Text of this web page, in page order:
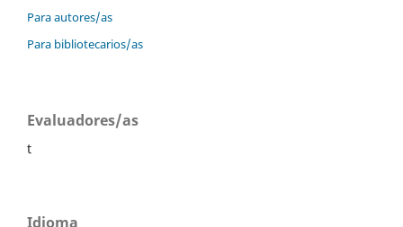
Para autores/as
Para bibliotecarios/as
Evaluadores/as
t
Idioma